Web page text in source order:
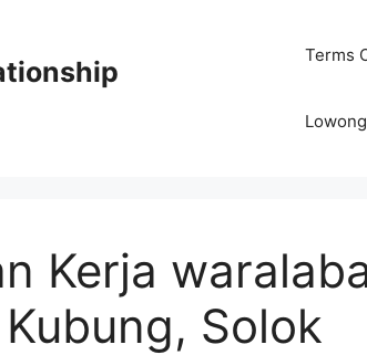
Terms
Kerja
Solok